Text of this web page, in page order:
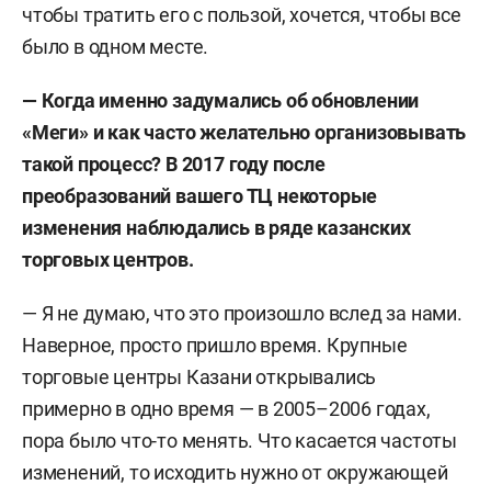
чтобы тратить его с пользой, хочется, чтобы все
было в одном месте.
— Когда именно задумались об обновлении
«Меги» и как часто желательно организовывать
такой процесс? В 2017 году после
преобразований вашего ТЦ некоторые
изменения наблюдались в ряде казанских
торговых центров.
— Я не думаю, что это произошло вслед за нами.
Наверное, просто пришло время. Крупные
торговые центры Казани открывались
примерно в одно время — в 2005–2006 годах,
пора было что-то менять. Что касается частоты
изменений, то исходить нужно от окружающей